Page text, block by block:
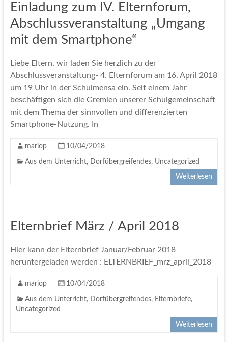
Einladung zum IV. Elternforum,
Abschlussveranstaltung „Umgang
mit dem Smartphone“
Liebe Eltern, wir laden Sie herzlich zu der
Abschlussveranstaltung- 4. Elternforum am 16. April 2018
um 19 Uhr in der Schulmensa ein. Seit einem Jahr
beschäftigen sich die Gremien unserer Schulgemeinschaft
mit dem Thema der sinnvollen und differenzierten
Smartphone-Nutzung. In
mariop 10/04/2018
Aus dem Unterricht, Dorfübergreifendes, Uncategorized
Weiterlesen
Elternbrief März / April 2018
Hier kann der Elternbrief Januar/Februar 2018
heruntergeladen werden : ELTERNBRIEF_mrz_april_2018
mariop 10/04/2018
Aus dem Unterricht, Dorfübergreifendes, Elternbriefe,
Uncategorized
Weiterlesen